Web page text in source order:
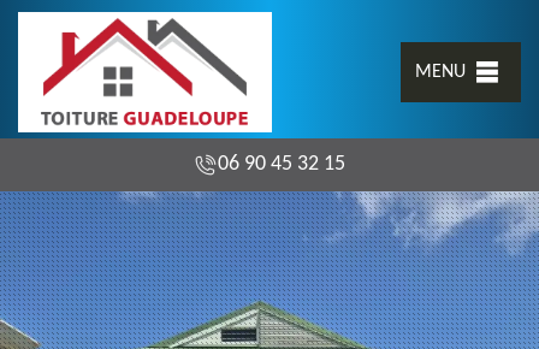
MENU
06 90 45 32 15